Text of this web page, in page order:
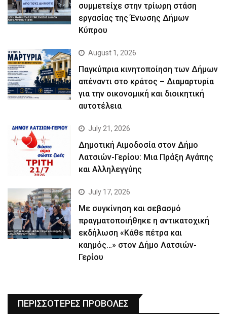
συμμετείχε στην τρίωρη στάση
εργασίας της Ένωσης Δήμων
Κύπρου
August 1, 2026
Παγκύπρια κινητοποίηση των Δήμων
απέναντι στο κράτος – Διαμαρτυρία
για την οικονομική και διοικητική
αυτοτέλεια
July 21, 2026
Δημοτική Αιμοδοσία στον Δήμο
Λατσιών-Γερίου: Μια Πράξη Αγάπης
και Αλληλεγγύης
July 17, 2026
Με συγκίνηση και σεβασμό
πραγματοποιήθηκε η αντικατοχική
εκδήλωση «Κάθε πέτρα και
καημός…» στον Δήμο Λατσιών-
Γερίου
ΠΕΡΙΣΣΟΤΕΡΕΣ ΠΡΟΒΟΛΕΣ